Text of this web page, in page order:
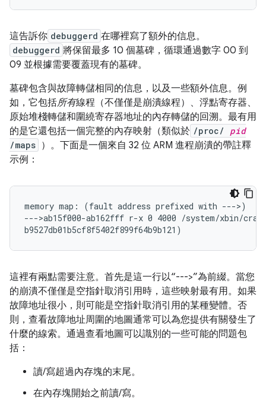
這告訴你 debuggerd 在哪裡寫了額外的信息。
debuggerd 將保留最多 10 個墓碑，循環通過數字 00 到
09 並根據需要覆蓋現有的墓碑。
墓碑包含與故障轉儲相同的信息，以及一些額外信息。例
如，它包括所有線程（不僅僅是崩潰線程）、浮點寄存器、
原始堆棧轉儲和圍繞寄存器地址的內存轉儲的回溯。最有用
的是它還包括一個完整的內存映射（類似於 /proc/ pid
/maps ）。下面是一個來自 32 位 ARM 進程崩潰的帶註釋
示例：
memory map: (fault address prefixed with --->)
--->ab15f000-ab162fff r-x 0 4000 /system/xbin/
這裡有兩點需要注意。首先是這一行以“--->”為前綴。當您
的崩潰不僅僅是空指針取消引用時，這些映射最有用。如果
故障地址很小，則可能是空指針取消引用的某種變體。否
則，查看故障地址周圍的地圖通常可以為您提供有關發生了
什麼的線索。通過查看地圖可以識別的一些可能的問題包
括：
讀/寫超過內存塊的末尾。
在內存塊開始之前讀/寫。